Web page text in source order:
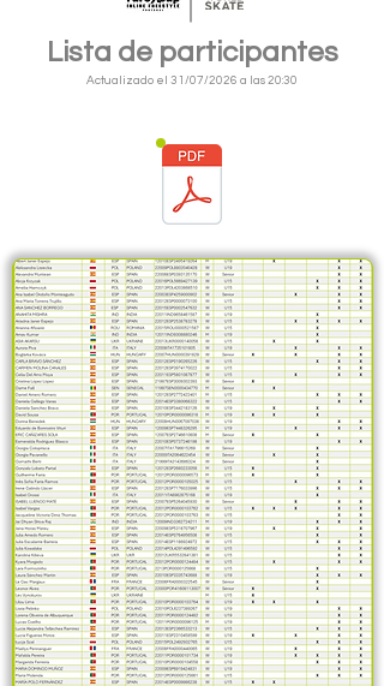
Lista de participantes
Actualizado el 31/07/2026 a las 20:30